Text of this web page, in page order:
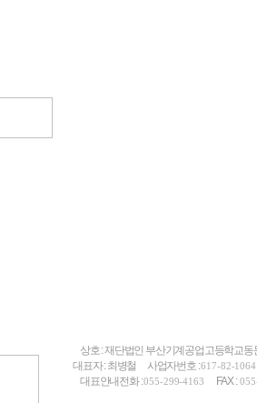
상호 : 재단법인 부산기계공업고등학교
대표자 : 최병철
사업자번호 :617-82-
대표안내전화 :055-299-4163 FAX :